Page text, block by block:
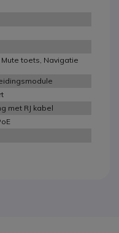
toets, Navigatie
met RJ kabel